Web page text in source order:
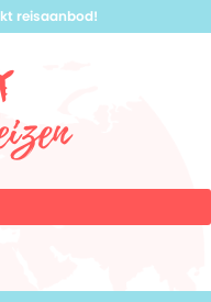
reisaanbod!